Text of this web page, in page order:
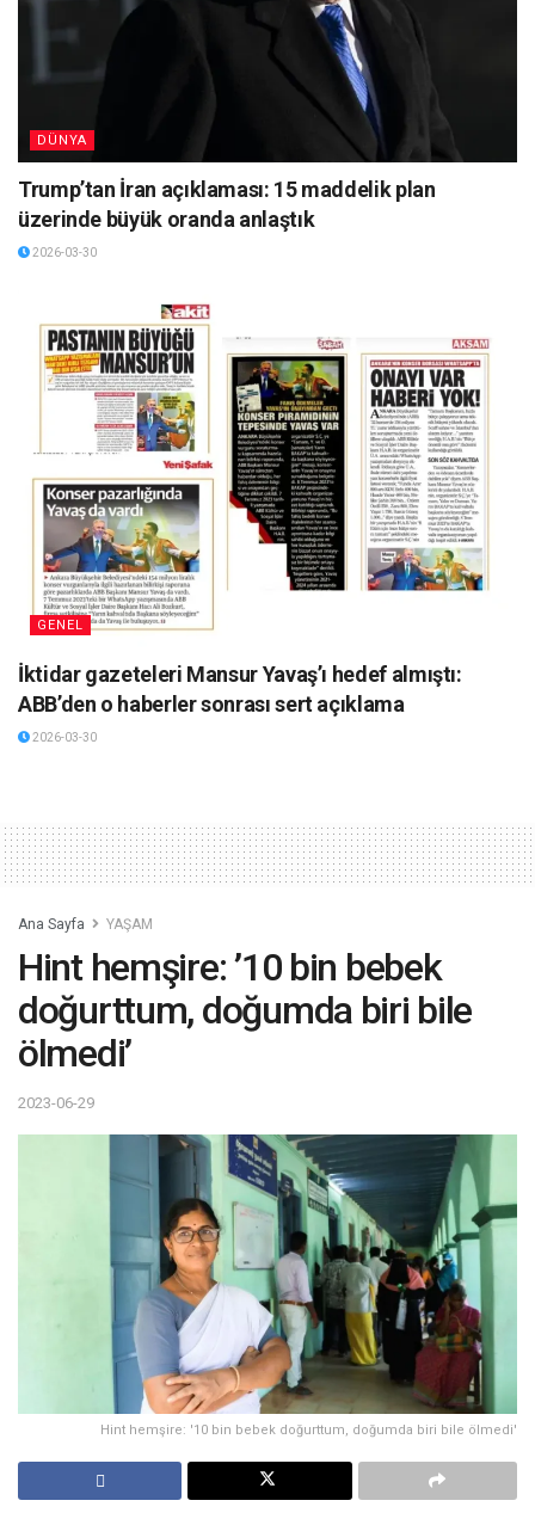
DÜNYA
Trump’tan İran açıklaması: 15 maddelik plan
üzerinde büyük oranda anlaştık
2026-03-30
GENEL
İktidar gazeteleri Mansur Yavaş’ı hedef almıştı:
ABB’den o haberler sonrası sert açıklama
2026-03-30
Ana Sayfa YAŞAM
Hint hemşire: ’10 bin bebek
doğurttum, doğumda biri bile
ölmedi’
2023-06-29
Hint hemşire: '10 bin bebek doğurttum, doğumda biri bile ölmedi'